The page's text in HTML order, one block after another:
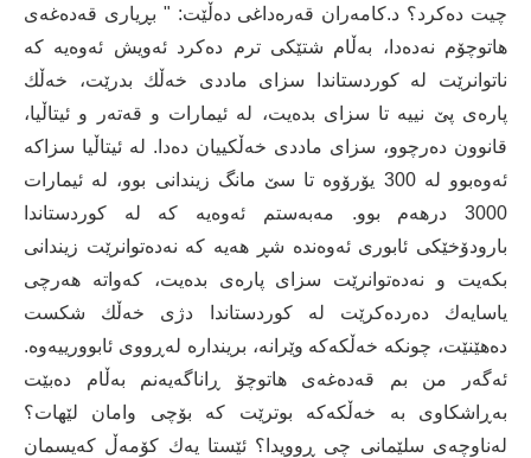
چیت ده‌كرد؟ د.كامه‌ران قه‌ره‌داغی ده‌ڵێت: " بڕیاری قه‌ده‌غه‌ی
هاتوچۆم نه‌ده‌دا، به‌ڵام شتێكی ترم ده‌كرد ئه‌ویش ئه‌وه‌یه‌ كه‌
ناتوانرێت له‌ كوردستاندا سزای ماددی خه‌ڵك بدرێت، خه‌ڵك
پاره‌ی پێ نییه‌ تا سزای بده‌یت، له‌ ئیمارات و قه‌ته‌ر و ئیتاڵیا،
قانوون ده‌رچوو، سزای ماددی خه‌ڵكییان ده‌دا. له‌ ئیتاڵیا سزاكه‌
ئه‌وه‌بوو له‌ 300 یۆرۆوه‌ تا سێ مانگ زیندانی بوو، له‌ ئیمارات
3000 درهه‌م بوو. مه‌به‌ستم ئه‌وه‌یه‌ كه‌ له‌ كوردستاندا
بارودۆخێكی ئابوری ئه‌وه‌نده‌ شڕ هه‌یه‌ كه‌ نه‌ده‌توانرێت زیندانی
بكه‌یت و‌ نه‌ده‌توانرێت سزای پاره‌ی بده‌یت، كه‌واته‌ هه‌رچی
یاسایه‌ك ده‌رده‌كرێت له‌ كوردستاندا دژی خه‌ڵك شكست
ده‌هێنێت، چونكه‌ خه‌ڵكه‌كه‌ وێرانه‌، برینداره‌ له‌ڕووی ئابوورییه‌وه‌.
ئه‌گه‌ر من بم قه‌ده‌غه‌ی هاتوچۆ ڕاناگه‌یه‌نم به‌ڵام ده‌بێت
به‌ڕاشكاوی به‌ خه‌ڵكه‌كه‌ بوترێت كه‌ بۆچی وامان لێهات؟
له‌ناوچه‌ی سلێمانی چی ڕوویدا؟ ئێستا یه‌ك كۆمه‌ڵ كه‌یسمان